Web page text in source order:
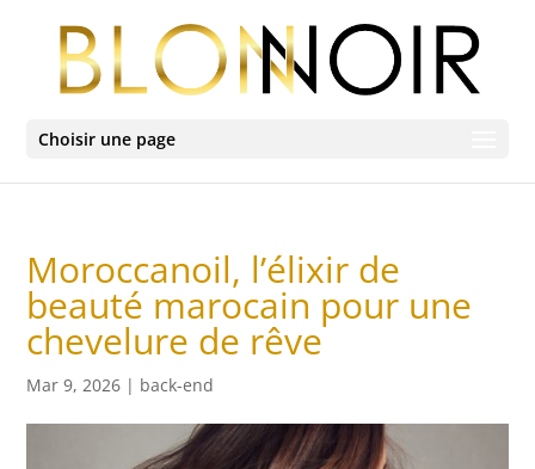
Choisir une page
Moroccanoil, l’élixir de
beauté marocain pour une
chevelure de rêve
Mar 9, 2026 | back-end